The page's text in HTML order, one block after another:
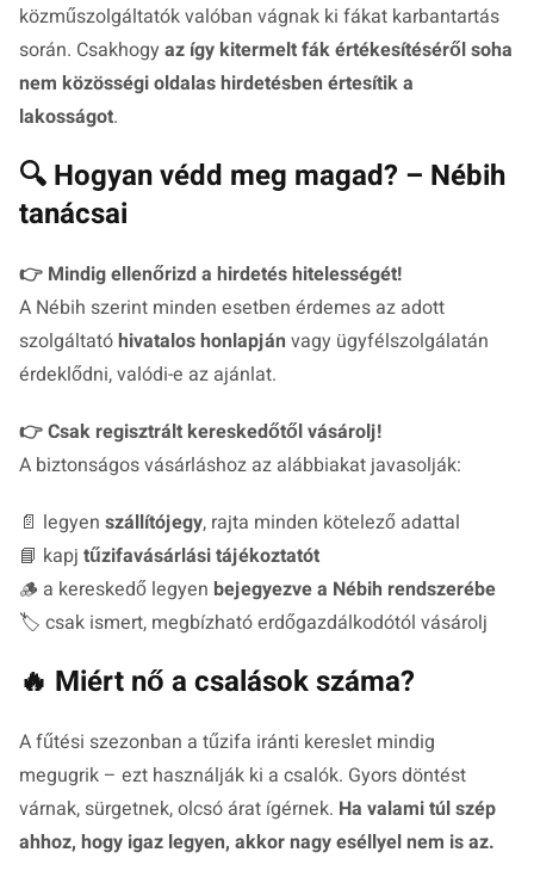
közműszolgáltatók valóban vágnak ki fákat karbantartás
során. Csakhogy az így kitermelt fák értékesítéséről soha
nem közösségi oldalas hirdetésben értesítik a
lakosságot.
🔍 Hogyan védd meg magad? – Nébih
tanácsai
👉 Mindig ellenőrizd a hirdetés hitelességét!
A Nébih szerint minden esetben érdemes az adott
szolgáltatóhivatalos honlapján vagy ügyfélszolgálatán
érdeklődni, valódi-e az ajánlat.
👉 Csak regisztrált kereskedőtől vásárolj!
A biztonságos vásárláshoz az alábbiakat javasolják:
📄 legyen szállítójegy, rajta minden kötelező adattal
📘 kapj tűzifavásárlási tájékoztatót
🪵 a kereskedő legyen bejegyezve a Nébih rendszerébe
🏷️ csak ismert, megbízható erdőgazdálkodótól vásárolj
🔥 Miért nő a csalások száma?
A fűtési szezonban a tűzifa iránti kereslet mindig
megugrik – ezt használják ki a csalók. Gyors döntést
várnak, sürgetnek, olcsó árat ígérnek. Ha valami túl szép
ahhoz, hogy igaz legyen, akkor nagy eséllyel nem is az.